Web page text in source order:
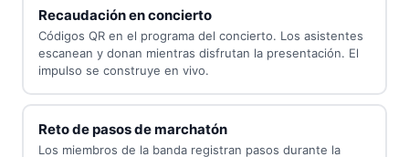
Recaudación en concierto
Códigos QR en el programa del concierto. Los asistentes
escanean y donan mientras disfrutan la presentación. El
impulso se construye en vivo.
Reto de pasos de marchatón
Los miembros de la banda registran pasos durante la